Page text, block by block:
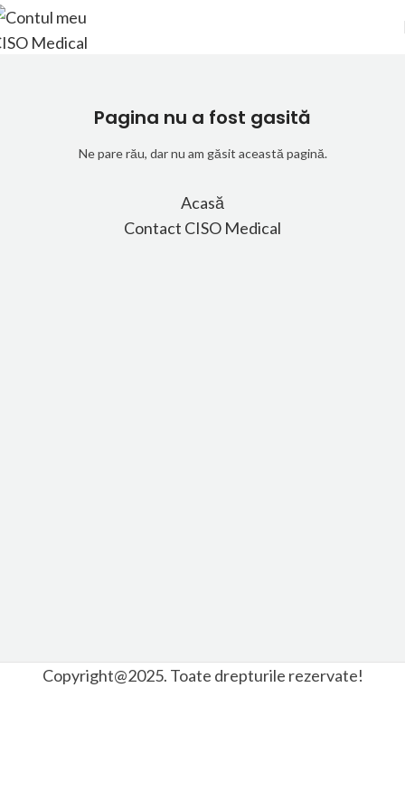
Pagina nu a fost gasită
Ne pare rău, dar nu am găsit această pagină.
Acasă
Contact CISO Medical
Copyright@2025. Toate drepturile rezervate!